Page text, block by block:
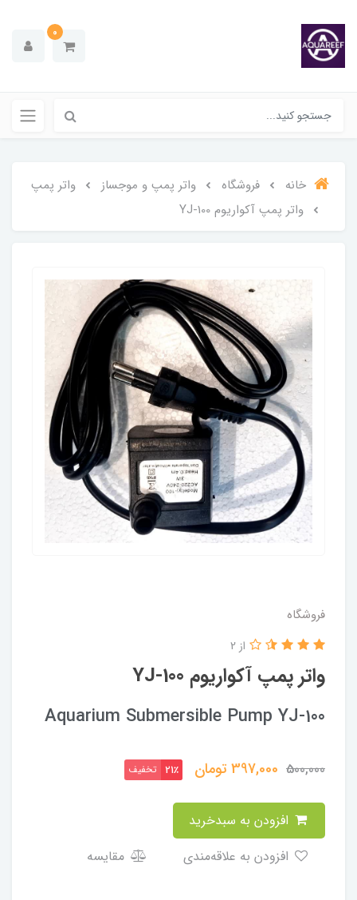
0
خانه فروشگاه واتر پمپ و موجساز
واتر پمپ
واتر پمپ آکواریوم YJ-100
فروشگاه
واتر پمپ آکواریوم YJ-100
از 2
Aquarium Submersible Pump YJ-100
500,000
397,000تومان 21٪ تخفیف
مقایسه